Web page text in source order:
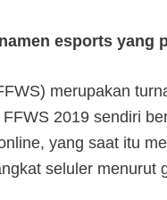
esports yang
merupakan
2019 sendiri
yang saat itu
seluler menurut